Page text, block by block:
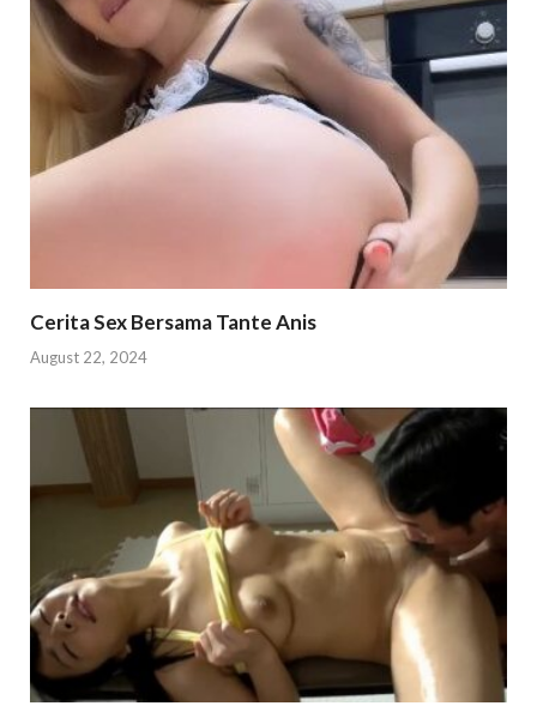
Cerita Sex Bersama Tante Anis
August 22, 2024